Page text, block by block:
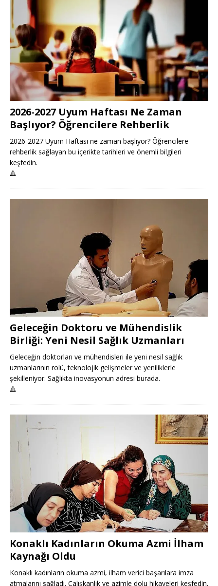
2026-2027 Uyum Haftası Ne Zaman
Başlıyor? Öğrencilere Rehberlik
2026-2027 Uyum Haftası ne zaman başlıyor? Öğrencilere
rehberlik sağlayan bu içerikte tarihleri ve önemli bilgileri
keşfedin.
🔺
Geleceğin Doktoru ve Mühendislik
Birliği: Yeni Nesil Sağlık Uzmanları
Geleceğin doktorları ve mühendisleri ile yeni nesil sağlık
uzmanlarının rolü, teknolojik gelişmeler ve yeniliklerle
şekilleniyor. Sağlıkta inovasyonun adresi burada.
🔺
Konaklı Kadınların Okuma Azmi İlham
Kaynağı Oldu
Konaklı kadınların okuma azmi, ilham verici başarılara imza
atmalarını sağladı. Çalışkanlık ve azimle dolu hikayeleri keşfedin.